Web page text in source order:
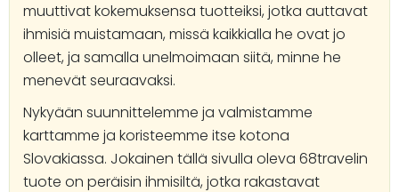
muuttivat kokemuksensa tuotteiksi, jotka auttavat
ihmisiä muistamaan, missä kaikkialla he ovat jo
olleet, ja samalla unelmoimaan siitä, minne he
menevät seuraavaksi.
Nykyään suunnittelemme ja valmistamme
karttamme ja koristeemme itse kotona
Slovakiassa. Jokainen tällä sivulla oleva 68travelin
tuote on peräisin ihmisiltä, jotka rakastavat